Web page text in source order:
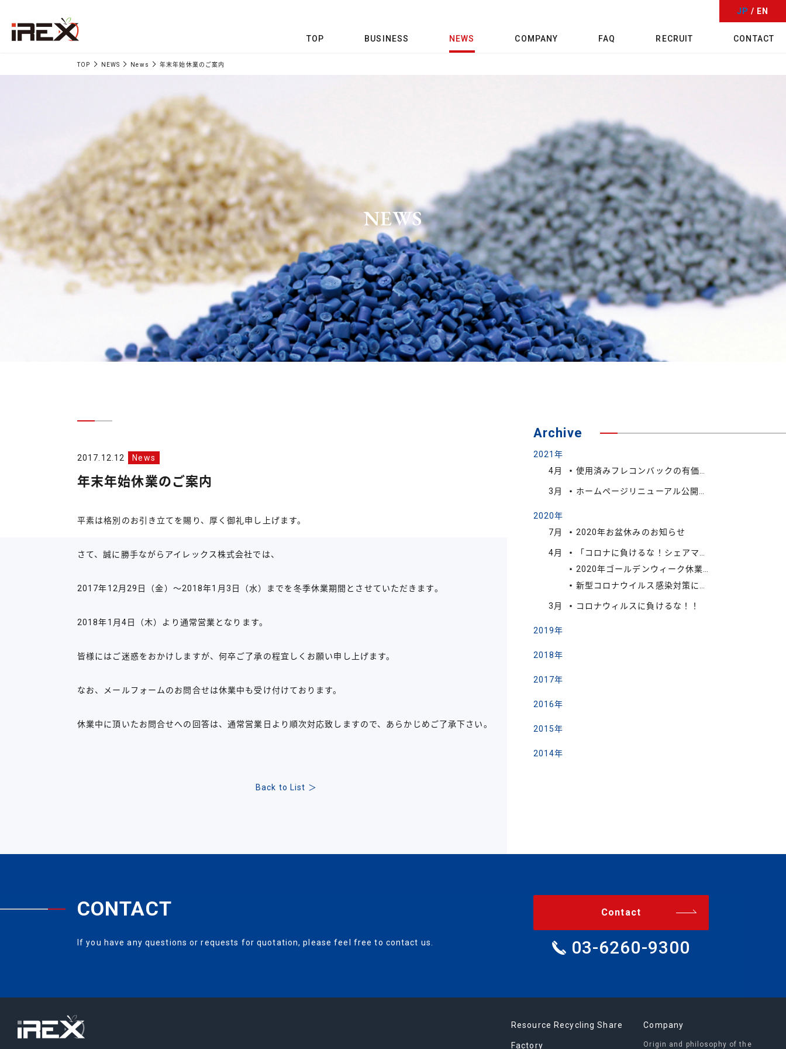
TOP BUSINESS NEWS COMPANY FAQ RECRUIT CONTACT
JP / EN
TOP NEWS News 年末年始休業のご案内
NEWS
2017.12.12 News
年末年始休業のご案内
平素は格別のお引き立てを賜り、厚く御礼申し上げます。
さて、誠に勝手ながらアイレックス株式会社では、
2017年12月29日（金）～2018年1月3日（水）までを冬季休業期間とさせていただきます。
2018年1月4日（木）より通常営業となります。
皆様にはご迷惑をおかけしますが、何卒ご了承の程宜しくお願い申し上げます。
なお、メールフォームのお問合せは休業中も受け付けております。
休業中に頂いたお問合せへの回答は、通常営業日より順次対応致しますので、あらかじめご了承下さい。
Back to List ＞
Archive
2021年
4月
使用済みフレコンバックの有価買取強化中です。
3月 ホームページリニューアル公開のお知らせ
2020年
7月
2020年お盆休みのお知らせ
4月
「コロナに負けるな！シェアマスクプロジェクト」に関するお知らせ
2020年ゴールデンウィーク休業のお知らせ。
新型コロナウイルス感染対策に伴う社内勤務時間の変更について
3月 コロナウィルスに負けるな！！
2019年
2018年
2017年
2016年
2015年
2014年
CONTACT
If you have any questions or requests for quotation, please feel free to contact us.
Contact
03-6260-9300
Resource Recycling Share
Factory
Company
Origin and philosophy of the